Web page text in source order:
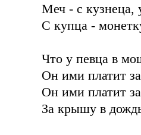
Меч - с кузнеца,
С купца -
Что у певца в
Он ими платит
Он ими платит
За крышу в